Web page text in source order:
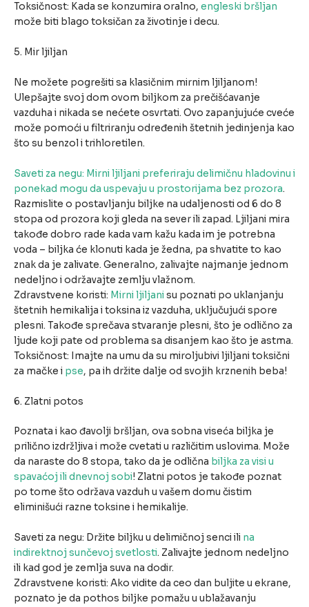
Toksičnost: Kada se konzumira oralno, engleski bršljan
može biti blago toksičan za životinje i decu.
5. Mir ljiljan
Ne možete pogrešiti sa klasičnim mirnim ljiljanom!
Ulepšajte svoj dom ovom biljkom za prečišćavanje
vazduha i nikada se nećete osvrtati. Ovo zapanjujuće cveće
može pomoći u filtriranju određenih štetnih jedinjenja kao
što su benzol i trihloretilen.
Saveti za negu: Mirni ljiljani preferiraju delimičnu hladovinu i
ponekad mogu da uspevaju u prostorijama bez prozora.
Razmislite o postavljanju biljke na udaljenosti od 6 do 8
stopa od prozora koji gleda na sever ili zapad. Ljiljani mira
takođe dobro rade kada vam kažu kada im je potrebna
voda – biljka će klonuti kada je žedna, pa shvatite to kao
znak da je zalivate. Generalno, zalivajte najmanje jednom
nedeljno i održavajte zemlju vlažnom.
Zdravstvene koristi: Mirni ljiljanisu poznati po uklanjanju
štetnih hemikalija i toksina iz vazduha, uključujući spore
plesni. Takođe sprečava stvaranje plesni, što je odlično za
ljude koji pate od problema sa disanjem kao što je astma.
Toksičnost: Imajte na umu da su miroljubivi ljiljani toksični
za mačke i pse, pa ih držite dalje od svojih krznenih beba!
6. Zlatni potos
Poznata i kao đavolji bršljan, ova sobna viseća biljka je
prilično izdržljiva i može cvetati u različitim uslovima. Može
da naraste do 8 stopa, tako da je odlična biljka za visi u
spavaćoj ili dnevnoj sobi! Zlatni potos je takođe poznat
po tome što održava vazduh u vašem domu čistim
eliminišući razne toksine i hemikalije.
Saveti za negu: Držite biljku u delimičnoj senci ili na
indirektnoj sunčevoj svetlosti. Zalivajte jednom nedeljno
ili kad god je zemlja suva na dodir.
Zdravstvene koristi: Ako vidite da ceo dan buljite u ekrane,
poznato je da pothos biljke pomažu u ublažavanju